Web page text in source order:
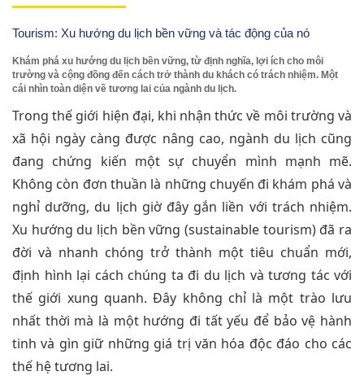
Tourism: Xu hướng du lịch bền vững và tác động của nó
Khám phá xu hướng du lịch bền vững, từ định nghĩa, lợi ích cho môi
trường và cộng đồng đến cách trở thành du khách có trách nhiệm. Một
cái nhìn toàn diện về tương lai của ngành du lịch.
Trong thế giới hiện đại, khi nhận thức về môi trường và
xã hội ngày càng được nâng cao, ngành du lịch cũng
đang chứng kiến một sự chuyển mình mạnh mẽ.
Không còn đơn thuần là những chuyến đi khám phá và
nghỉ dưỡng, du lịch giờ đây gắn liền với trách nhiệm.
Xu hướng du lịch bền vững (sustainable tourism) đã ra
đời và nhanh chóng trở thành một tiêu chuẩn mới,
định hình lại cách chúng ta đi du lịch và tương tác với
thế giới xung quanh. Đây không chỉ là một trào lưu
nhất thời mà là một hướng đi tất yếu để bảo vệ hành
tinh và gìn giữ những giá trị văn hóa độc đáo cho các
thế hệ tương lai.